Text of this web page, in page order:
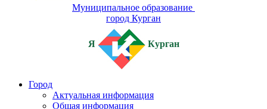
Муниципальное образование
город Курган
Я Курган
Город
Актуальная информация
Общая информация